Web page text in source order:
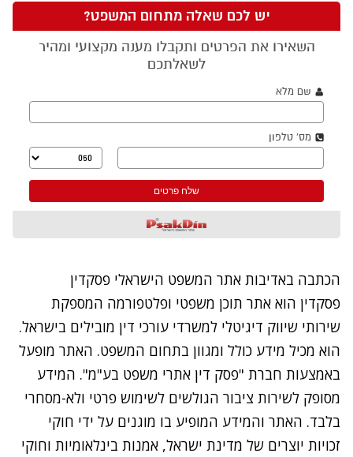
הכתבה באדיבות אתר המשפט הישראלי פסקדין
פסקדין הוא אתר תוכן משפטי ופלטפורמה המספקת
שירותי שיווק דיגיטלי למשרדי עורכי דין מובילים בישראל.
הוא מכיל מידע כולל ומגוון בתחום המשפט. האתר מופעל
באמצעות חברת "פסק דין אתרי משפט בע"מ". המידע
מסופק לשירות ציבור הגולשים לשימוש פרטי ולא-מסחרי
בלבד. האתר והמידע המופיע בו מוגנים על ידי חוקי
זכויות יוצרים של מדינת ישראל, אמנות בינלאומיות וחוקי